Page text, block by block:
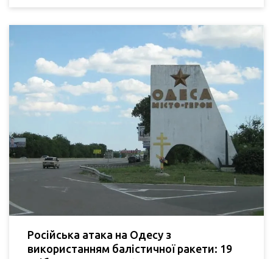
Російська атака на Одесу з
використанням балістичної ракети: 19